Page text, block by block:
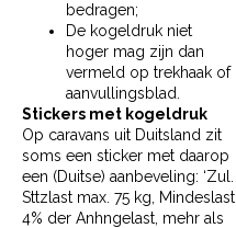
bedragen;
De kogeldruk niet
hoger mag zijn dan
vermeld op trekhaak of
aanvullingsblad.
Stickers met kogeldruk
Op caravans uit Duitsland zit
soms een sticker met daarop
een (Duitse) aanbeveling: ‘Zul.
Sttzlast max. 75 kg, Mindeslast
4% der Anhngelast, mehr als